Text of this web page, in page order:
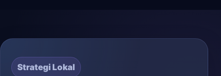
Strategi Lokal